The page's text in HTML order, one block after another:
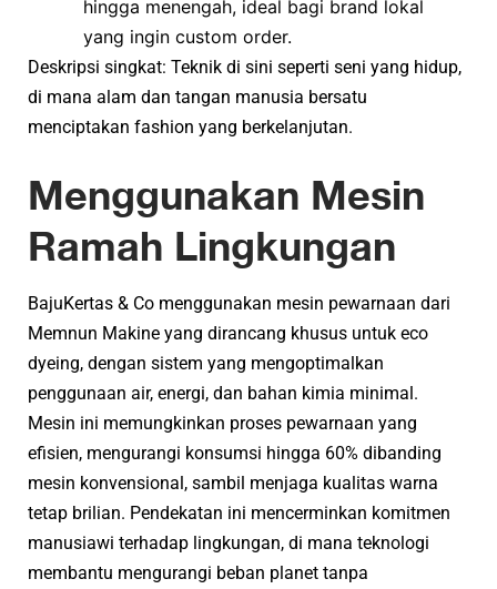
hingga menengah, ideal bagi brand lokal
yang ingin custom order.
Deskripsi singkat: Teknik di sini seperti seni yang hidup,
di mana alam dan tangan manusia bersatu
menciptakan fashion yang berkelanjutan.
Menggunakan Mesin
Ramah Lingkungan
BajuKertas & Co menggunakan mesin pewarnaan dari
Memnun Makine yang dirancang khusus untuk eco
dyeing, dengan sistem yang mengoptimalkan
penggunaan air, energi, dan bahan kimia minimal.
Mesin ini memungkinkan proses pewarnaan yang
efisien, mengurangi konsumsi hingga 60% dibanding
mesin konvensional, sambil menjaga kualitas warna
tetap brilian. Pendekatan ini mencerminkan komitmen
manusiawi terhadap lingkungan, di mana teknologi
membantu mengurangi beban planet tanpa